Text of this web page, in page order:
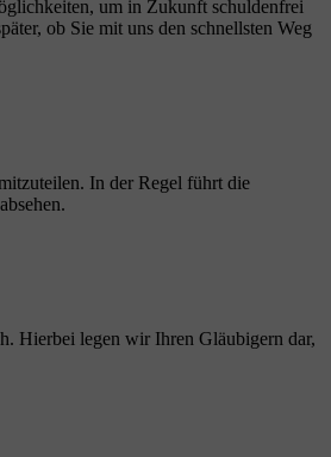
um in Zukunft schuldenfrei
ob Sie mit uns den schnellsten Weg
In der Regel führt die
Hierbei legen wir Ihren Gläubigern dar,